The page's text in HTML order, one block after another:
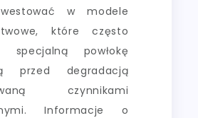
w modele
które często
specjalną powłokę
przed degradacją
czynnikami
Informacje o